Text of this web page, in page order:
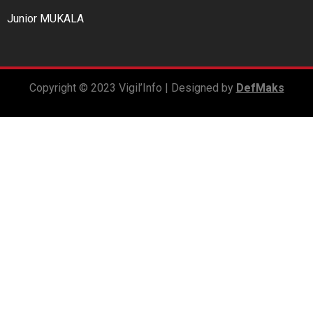
Junior MUKALA
Copyright © 2023 Vigil’Info | Designed by DefMaks